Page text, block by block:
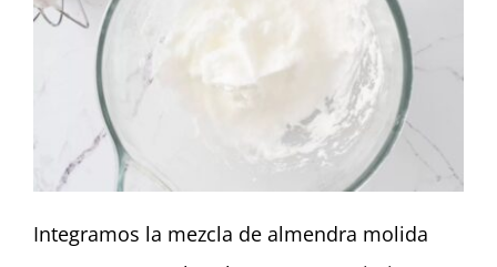
Integramos la mezcla de almendra molida